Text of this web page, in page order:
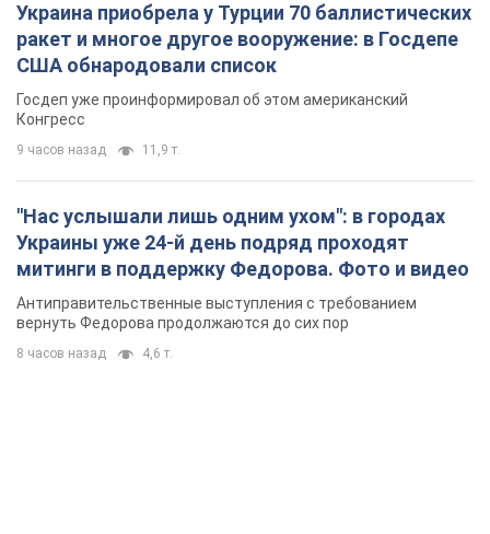
Украина приобрела у Турции 70 баллистических
ракет и многое другое вооружение: в Госдепе
США обнародовали список
Госдеп уже проинформировал об этом американский
Конгресс
9 часов назад 11,9 т.
"Нас услышали лишь одним ухом": в городах
Украины уже 24-й день подряд проходят
митинги в поддержку Федорова. Фото и видео
Антиправительственные выступления с требованием
вернуть Федорова продолжаются до сих пор
8 часов назад 4,6 т.